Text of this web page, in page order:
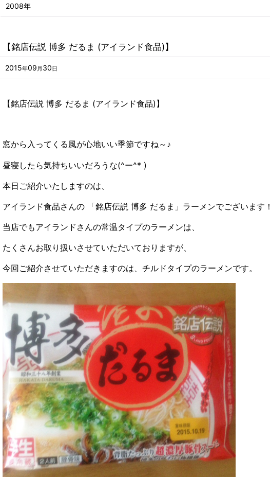
【銘店伝説 博多 だるま (アイランド食品)】
2015年09 月 30日
【銘店伝説 博多 だるま (アイランド食品)】
窓から入ってくる風が心地いい季節ですね～♪
昼寝したら気持ちいいだろうな(^ー^* )
本日ご紹介いたしますのは、
アイランド食品さんの 「銘店伝説 博多 だるま」ラーメンでございます！
当店でもアイランドさんの常温タイプのラーメンは、
たくさんお取り扱いさせていただいておりますが、
今回ご紹介させていただきますのは、チルドタイプのラーメンです。
2008年